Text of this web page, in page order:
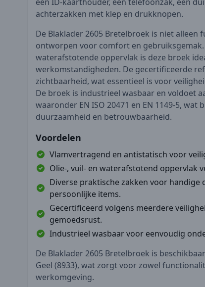
achterzakken met klep en drukknopen.
De Blaklader 2605 Bretelbroek is niet alleen
ontworpen voor comfort en gebruiksgemak.
waterafstotende oppervlak is deze broek
werkomstandigheden. De gecertificeerde
zichtbaarheid, wat essentieel is voor
De broek is industrieel wasbaar en voldoet
waaronder EN ISO 20471 en EN 1149-5, wat
duurzaamheid en betrouwbaarheid.
Voordelen
Vlamvertragend en antistatisch voor
Olie-, vuil- en waterafstotend oppervlak
Diverse praktische zakken voor handige
persoonlijke items.
Gecertificeerd volgens meerdere
gemoedsrust.
Industrieel wasbaar voor eenvoudig
De Blaklader 2605 Bretelbroek is
Geel (8933), wat zorgt voor zowel
werkomgeving.